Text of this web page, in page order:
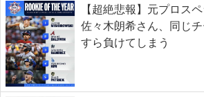
【超絶悲報】元プロス
佐々木朗希さん、同じ
すら負けてしまう